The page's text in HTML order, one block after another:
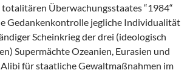
Überwachungsstaates “1984“
Gedankenkontrolle jegliche Individualität
Scheinkrieg der drei (ideologisch
Supermächte Ozeanien, Eurasien und
für staatliche Gewaltmaßnahmen im